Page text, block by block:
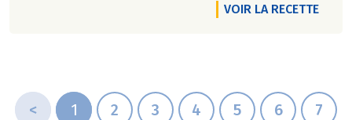
VOIR LA RECETTE
< 1 2 3 4 5 6
7